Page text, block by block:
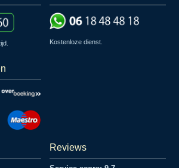
Kostenloze dienst.
Reviews